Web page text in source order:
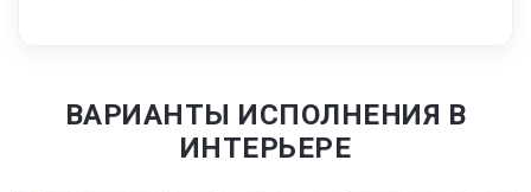
ВАРИАНТЫ ИСПОЛНЕНИЯ В
ИНТЕРЬЕРЕ